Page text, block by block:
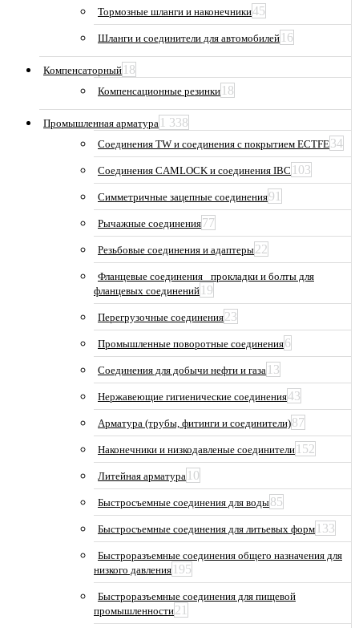
Тормозные шланги и наконечники45
Шланги и соединители для автомобилей 16
Компенсаторный 18
Компенсационные резинки 18
Промышленная арматура 1 338
Соединения TW и соединения с покрытием ECTFE34
Соединения CAMLOCK и соединения IBC 103
Симметричные зацепные соединения91
Рычажные соединения77
Резьбовые соединения и адаптеры22
Фланцевые соединения_ прокладки и болты для
фланцевых соединений 19
Перегрузочные соединения23
Промышленные поворотные соединения6
Соединения для добычи нефти и газа 13
Нержавеющие гигиенические соединения43
Арматура (трубы, фитинги и соединители)87
Наконечники и низкодавленые соединители 152
Литейная арматура 10
Быстросъемные соединения для воды85
Быстросъемные соединения для литьевых форм 133
Быстроразъемные соединения общего назначения для
низкого давления 195
Быстроразъемные соединения для пищевой
промышленности21